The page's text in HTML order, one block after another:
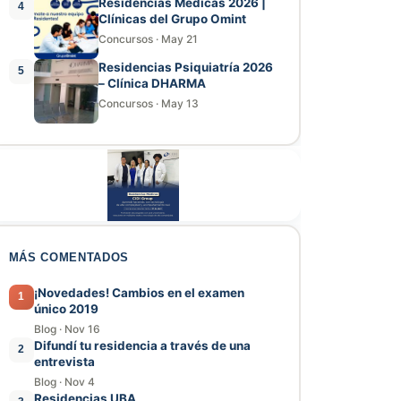
4
Clínicas del Grupo Omint
Concursos · May 21
5
Residencias Psiquiatría 2026
– Clínica DHARMA
Concursos · May 13
MÁS COMENTADOS
1
¡Novedades! Cambios en el examen
único 2019
Blog · Nov 16
2
Difundí tu residencia a través de una
entrevista
Blog · Nov 4
Residencias UBA